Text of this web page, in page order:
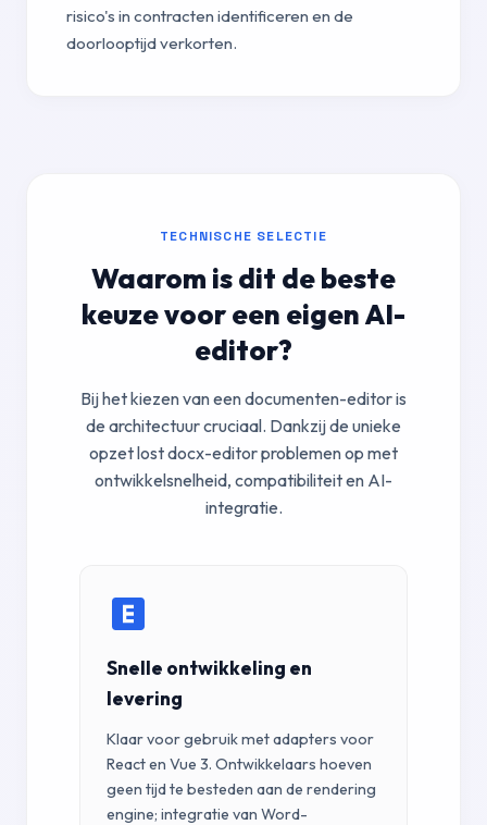
risico's in contracten identificeren en de
doorlooptijd verkorten.
TECHNISCHE SELECTIE
Waarom is dit de beste
keuze voor een eigen AI-
editor?
Bij het kiezen van een documenten-editor is
de architectuur cruciaal. Dankzij de unieke
opzet lost docx-editor problemen op met
ontwikkelsnelheid, compatibiliteit en AI-
integratie.
Snelle ontwikkeling en
levering
Klaar voor gebruik met adapters voor
React en Vue 3. Ontwikkelaars hoeven
geen tijd te besteden aan de rendering
engine; integratie van Word-